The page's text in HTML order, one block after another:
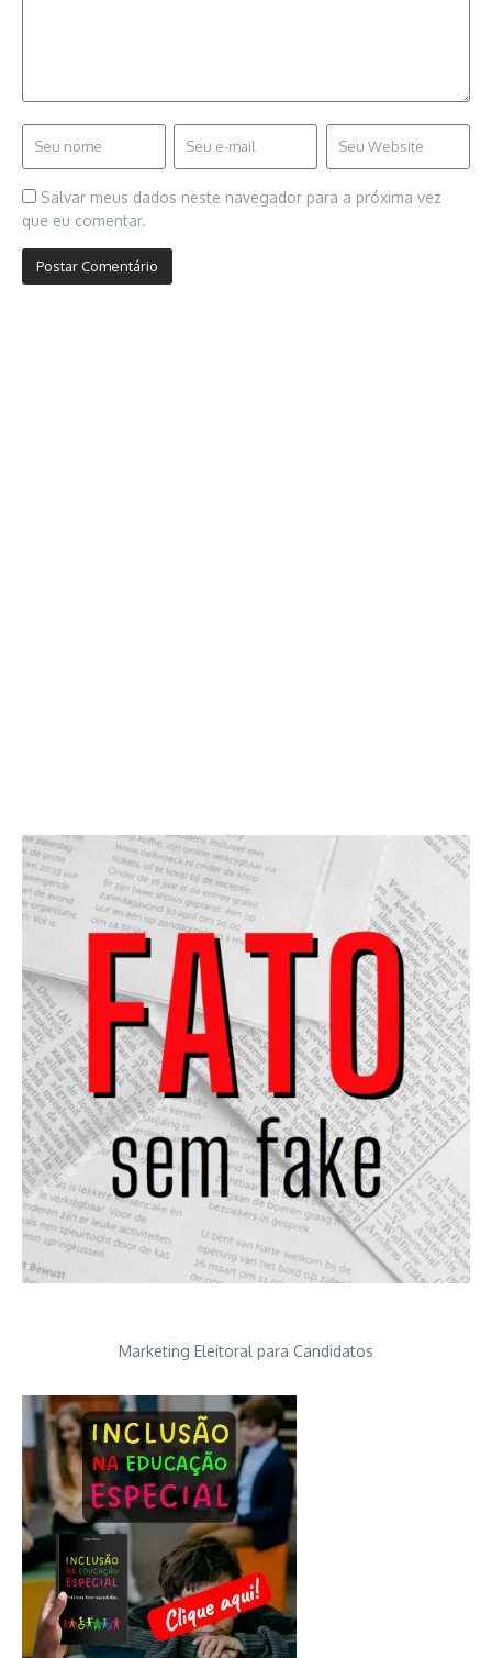
Salvar meus dados neste navegador para a próxima vez
que eu comentar.
Marketing Eleitoral para Candidatos